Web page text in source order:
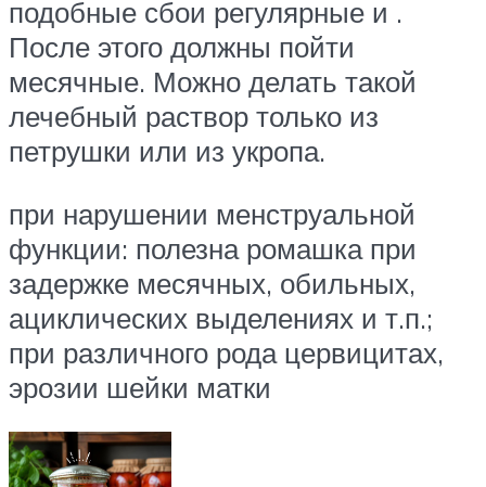
подобные сбои регулярные и .
После этого должны пойти
месячные. Можно делать такой
лечебный раствор только из
петрушки или из укропа.
при нарушении менструальной
функции: полезна ромашка при
задержке месячных, обильных,
ациклических выделениях и т.п.;
при различного рода цервицитах,
эрозии шейки матки